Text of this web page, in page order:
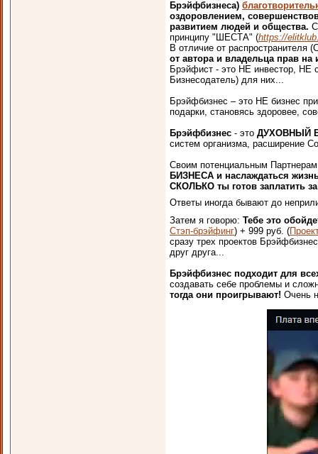
Брэйфбизнеса)
оздоровлением,
развитием людей и общества.
принципу "ШЕСТА" (https://
В отличие от
от автора и владельца прав на
Брэйфист - это НЕ инвестор, НЕ
Бизнесодатель) для них...
Брэйфбизнес – это НЕ бизнес
подарки, становясь здоровее,
Брэйфбизнес - это ДУХОВНЫЙ
систем организма, расширение
Своим потенциальным
БИЗНЕСА и наслаждаться
СКОЛЬКО ты готов заплатить
Ответы иногда бывают до
Затем я говорю: Тебе это
Стэп-брэйфинг) + 999 руб. (
сразу трех проектов
друг друга...
Брэйфбизнес подходит для
создавать себе проблемы и
тогда они проигрывают! Очень